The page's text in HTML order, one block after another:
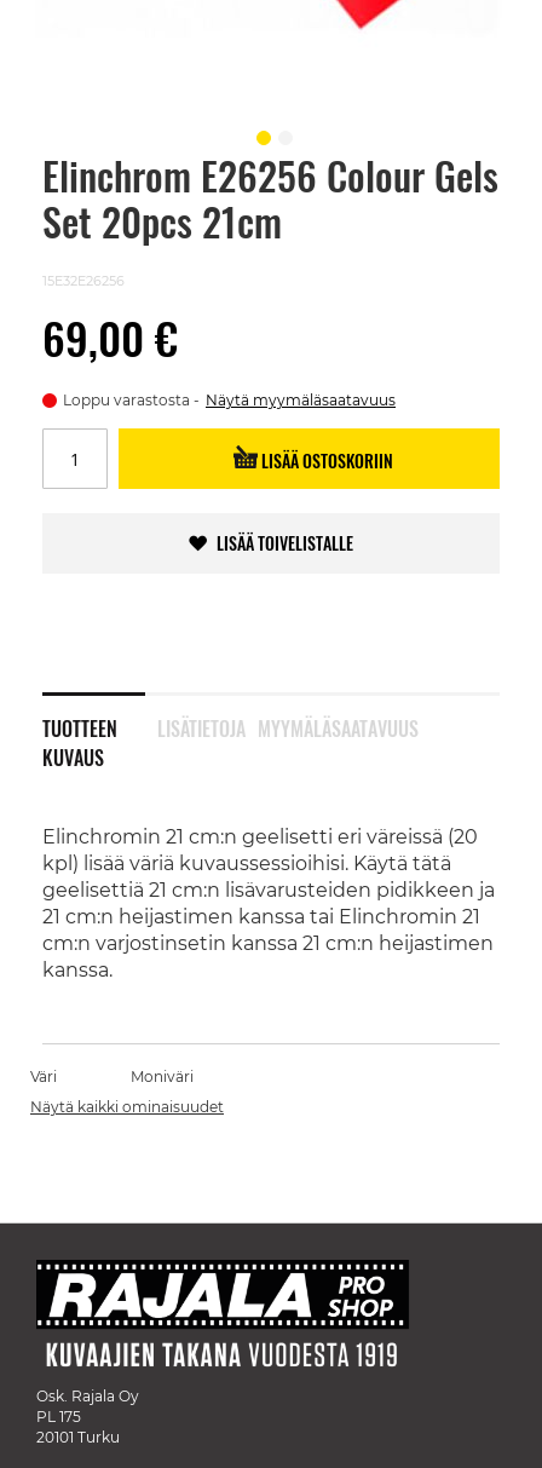
Elinchrom E26256 Colour Gels
Set 20pcs 21cm
15E32E26256
69,00 €
Loppu varastosta Näytä myymäläsaatavuus
LISÄÄ OSTOSKORIIN
LISÄÄ TOIVELISTALLE
TUOTTEEN
KUVAUS
Elinchromin 21 cm:n geelisetti eri väreissä (20
kpl) lisää väriä kuvaussessioihisi. Käytä tätä
geelisettiä 21 cm:n lisävarusteiden pidikkeen ja
21 cm:n heijastimen kanssa tai Elinchromin 21
cm:n varjostinsetin kanssa 21 cm:n heijastimen
kanssa.
LISÄTIETOJA MYYMÄLÄSAATAVUUS
Skip
beginning
images
Väri
Moniväri
Näytä kaikki ominaisuudet
Osk. Rajala Oy
PL 175
20101 Turku